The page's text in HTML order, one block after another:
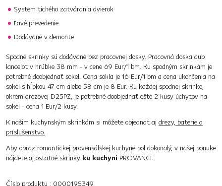
Systém tichého zatvárania dvierok
Ľavé prevedenie
Dodávané v demonte
Spodné skrinky sú dodávané bez pracovnej dosky. Pracovná doska dub
lancelot v hrúbke 38 mm - v cene 69 Eur/1 bm. Ku spodným skrinkám je
potrebné doobjednať sokel. Cena sokla je 16 Eur/1 bm a cena ukončenia na
sokel s hĺbkou 47 cm alebo 58 cm je 8 Eur. Ku každej spodnej skrinke,
okrem drezovej D25PZ, je potrebné doobjednať ešte 2 kusy úchytov na
sokel - cena 1 Eur/2 kusy.
K našim kuchynským skrinkám si môžete objednať aj drezy, batérie a
príslušenstvo.
Aby obraz romantickej provensálskej kuchyne bol dokonalý, v našej ponuke
nájdete aj ostatné skrinky ku kuchyni PROVANCE.
Číslo produktu : 0000195349